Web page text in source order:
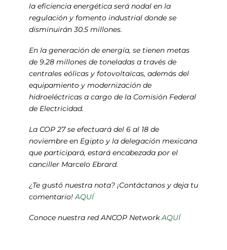
la eficiencia energética será nodal en la
regulación y fomento industrial donde se
disminuirán 30.5 millones.
En la generación de energía, se tienen metas
de 9.28 millones de toneladas a través de
centrales eólicas y fotovoltaicas, además del
equipamiento y modernización de
hidroeléctricas a cargo de la Comisión Federal
de Electricidad.
La COP 27 se efectuará del 6 al 18 de
noviembre en Egipto y la delegación mexicana
que participará, estará encabezada por el
canciller Marcelo Ebrard.
¿Te gustó nuestra nota? ¡Contáctanos y deja tu
comentario!AQUÍ
Conoce nuestra red ANCOP NetworkAQUÍ